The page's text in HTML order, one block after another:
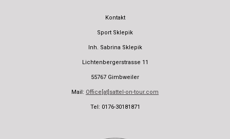
Kontakt
Sport Sklepik
Inh. Sabrina Sklepik
Lichtenbergerstrasse 11
55767 Gimbweiler
Mail: Office[at]sattel-on-tour.com
Tel: 0176-30181871